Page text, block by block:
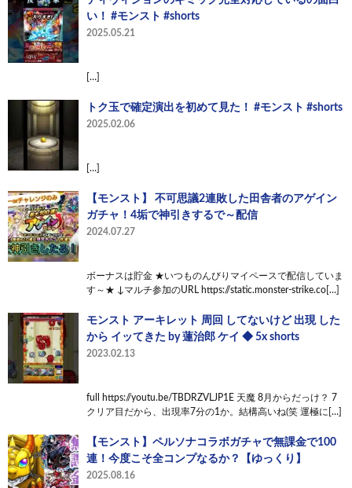
い！ #モンスト #shorts
2025.05.21
[…]
トク玉で確定演出を初めて見た！ #モンスト #shorts
2025.02.06
[…]
【モンスト】 不可思議2連敗した田舎者のアゲイン
ガチャ！4垢で神引きするで～配信
2024.07.27
ボーナスは貯金 ★いつものんびりマイペースで配信していま
す～★ ↓マルチ参加のURL https://static.monster-strike.co[…]
モンスト アーキレット 周回 してないけど 出現 した
から イッてきた by 蓮治郎 ケイ ◆ 5x shorts
2023.02.13
full https://youtu.be/TBDRZVLJP1E 天魔 8月からだっけ？ 7
クリア目だから、出現率7分の1か。結構高いね(笑 運極に[…]
【モンスト】ペルソナコラボガチャで無課金で100
連！今度こそ全コンプなるか？【ゆっくり】
2025.08.16